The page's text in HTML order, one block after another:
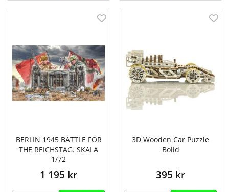
BERLIN 1945 BATTLE FOR
THE REICHSTAG. SKALA
1/72
1 195 kr
3D Wooden Car Puzzle
Bolid
395 kr